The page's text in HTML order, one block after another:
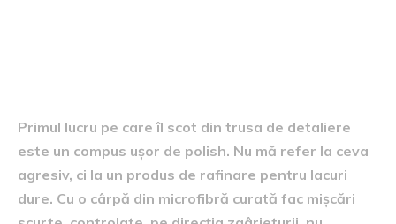
Primul lucru pe care îl scot din trusa de detaliere
este un compus ușor de polish. Nu mă refer la ceva
agresiv, ci la un produs de rafinare pentru lacuri
dure. Cu o cârpă din microfibră curată fac mișcări